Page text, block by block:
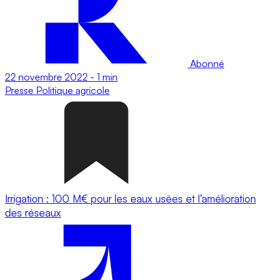
Abonné
22 novembre 2022 - 1 min
Presse Politique agricole
Irrigation : 100 M€ pour les eaux usées et l’amélioration
des réseaux